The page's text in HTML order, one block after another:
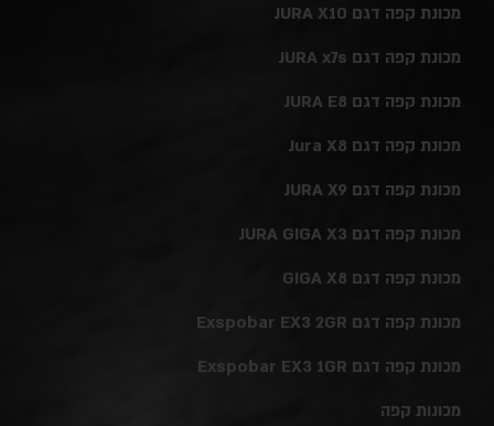
מכונת קפה דגם JURA X10
מכונת קפה דגם JURA x7s
מכונת קפה דגם JURA E8
מכונת קפה דגם Jura X8
מכונת קפה דגם JURA X9
מכונת קפה דגם JURA GIGA X3
מכונת קפה דגם GIGA X8
מכונת קפה דגם Exspobar EX3 2GR
מכונת קפה דגם Exspobar EX3 1GR
מכונות קפה